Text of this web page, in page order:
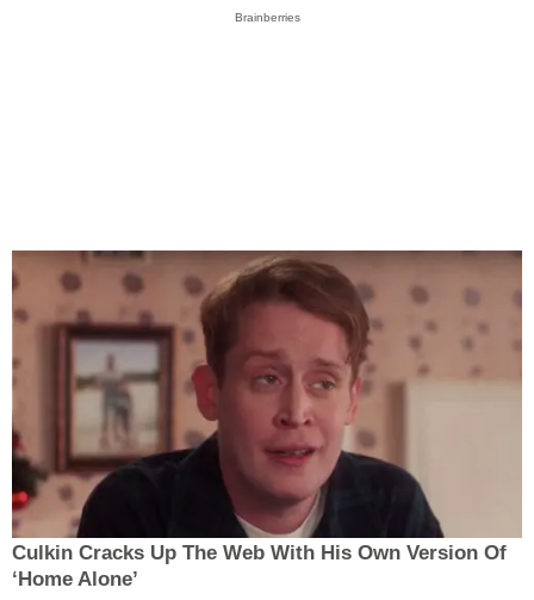
Brainberries
Culkin Cracks Up The Web With His Own Version Of
‘Home Alone’